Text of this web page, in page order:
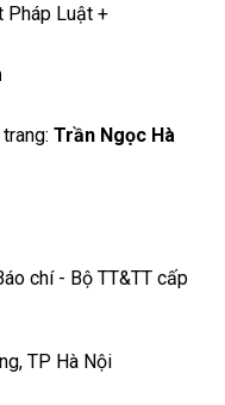
Pháp Luật +
Trần Ngọc Hà
chí - Bộ TT&TT cấp
TP Hà Nội